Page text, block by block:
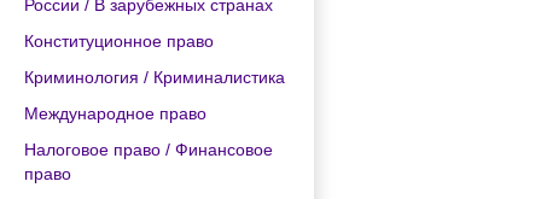
России / В зарубежных странах
Конституционное право
Криминология / Криминалистика
Международное право
Налоговое право / Финансовое
право